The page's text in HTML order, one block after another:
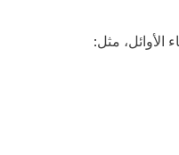
الأوائل، مثل: